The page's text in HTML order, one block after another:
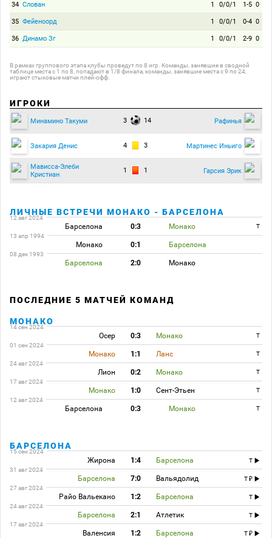
34 Слован 1 0/0/1 1-5 0
35 Фейеноорд 1 0/0/1 0-4 0
36 Динамо Зг 1 0/0/1 2-9 0
В рамках группового этапа клубы проведут по 8 игр. Команды, занявшие в сводной
таблице места с 1 по 8, попадают в 1/8 финала, команды, занявшие места с 9 по 24,
играют стыковые матчи плей-офф.
ИГРОКИ
Минамино Такуми 3 14 Рафинья
Закария Денис 4 3 Мартинес Иньиго
Мависса-Элеби
Кристиан
1 1 Гарсия Эрик
ЛИЧНЫЕ ВСТРЕЧИ МОНАКО - БАРСЕЛОНА
12 авг 2024
Барселона 0:3 Монако
T
13 апр 1994
Монако 0:1 Барселона
08 дек 1993
Барселона 2:0 Монако
ПОСЛЕДНИЕ 5 МАТЧЕЙ КОМАНД
МОНАКО
14 сен 2024
Осер 0:3 Монако
T
01 сен 2024
Монако 1:1 Ланс
T
24 авг 2024
Лион 0:2 Монако
T
17 авг 2024
Монако 1:0 Сент-Этьен
T
12 авг 2024
Барселона 0:3 Монако T
БАРСЕЛОНА
15 сен 2024
Жирона 1:4 Барселона
T
31 авг 2024
Барселона 7:0 Вальядолид
T
27 авг 2024
Райо Вальекано 1:2 Барселона
T
24 авг 2024
Барселона 2:1 Атлетик
T
17 авг 2024
Валенсия 1:2 Барселона T